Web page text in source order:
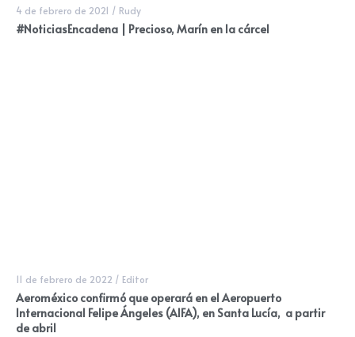
4 de febrero de 2021 / Rudy
#NoticiasEncadena | Precioso, Marín en la cárcel
11 de febrero de 2022 / Editor
Aeroméxico confirmó que operará en el Aeropuerto
Internacional Felipe Ángeles (AIFA), en Santa Lucía, a partir
de abril